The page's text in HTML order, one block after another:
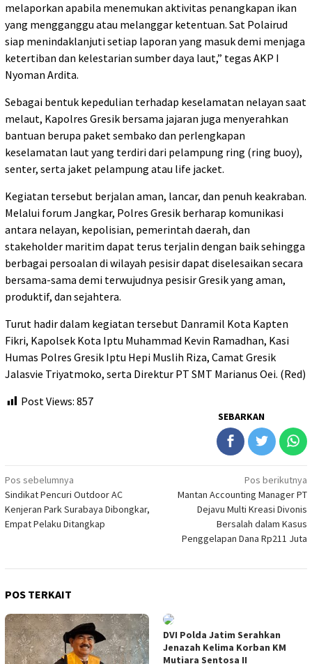
melaporkan apabila menemukan aktivitas penangkapan ikan
yang mengganggu atau melanggar ketentuan. Sat Polairud
siap menindaklanjuti setiap laporan yang masuk demi menjaga
ketertiban dan kelestarian sumber daya laut,” tegas AKP I
Nyoman Ardita.
Sebagai bentuk kepedulian terhadap keselamatan nelayan saat
melaut, Kapolres Gresik bersama jajaran juga menyerahkan
bantuan berupa paket sembako dan perlengkapan
keselamatan laut yang terdiri dari pelampung ring (ring buoy),
senter, serta jaket pelampung atau life jacket.
Kegiatan tersebut berjalan aman, lancar, dan penuh keakraban.
Melalui forum Jangkar, Polres Gresik berharap komunikasi
antara nelayan, kepolisian, pemerintah daerah, dan
stakeholder maritim dapat terus terjalin dengan baik sehingga
berbagai persoalan di wilayah pesisir dapat diselesaikan secara
bersama-sama demi terwujudnya pesisir Gresik yang aman,
produktif, dan sejahtera.
Turut hadir dalam kegiatan tersebut Danramil Kota Kapten
Fikri, Kapolsek Kota Iptu Muhammad Kevin Ramadhan, Kasi
Humas Polres Gresik Iptu Hepi Muslih Riza, Camat Gresik
Jalasvie Triyatmoko, serta Direktur PT SMT Marianus Oei. (Red)
Post Views: 857
SEBARKAN
Navigasi
pos
Pos sebelumnya
Sindikat Pencuri Outdoor AC
Kenjeran Park Surabaya Dibongkar,
Empat Pelaku Ditangkap
Pos berikutnya
Mantan Accounting Manager PT
Dejavu Multi Kreasi Divonis
Bersalah dalam Kasus
Penggelapan Dana Rp211 Juta
POS TERKAIT
DVI Polda Jatim Serahkan
Jenazah Kelima Korban KM
Mutiara Sentosa II